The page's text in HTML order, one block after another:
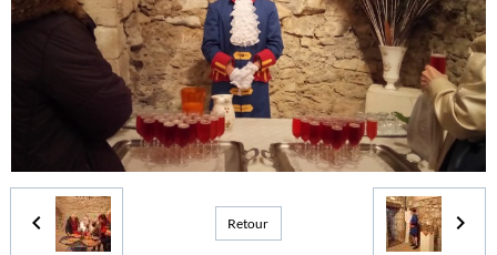
Retour